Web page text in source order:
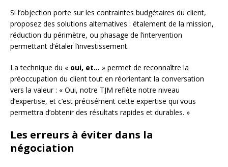
Si l’objection porte sur les contraintes budgétaires du client,
proposez des solutions alternatives : étalement de la mission,
réduction du périmètre, ou phasage de l’intervention
permettant d’étaler l’investissement.
La technique du « oui, et… » permet de reconnaître la
préoccupation du client tout en réorientant la conversation
vers la valeur : « Oui, notre TJM reflète notre niveau
d’expertise, et c’est précisément cette expertise qui vous
permettra d’obtenir des résultats rapides et durables. »
Les erreurs à éviter dans la
négociation